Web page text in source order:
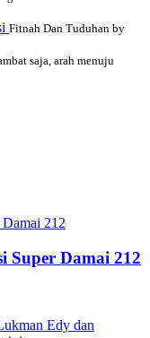
Fitnah Dan Tuduhan by
saja, arah menuju
Super Damai 212